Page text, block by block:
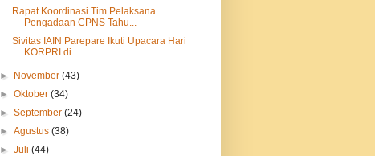
Rapat Koordinasi Tim Pelaksana
Pengadaan CPNS Tahu...
Sivitas IAIN Parepare Ikuti Upacara Hari
KORPRI di...
► November(43)
►Oktober(34)
►September(24)
►Agustus(38)
►Juli(44)